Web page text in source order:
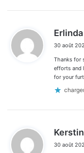
Erlinda
t
:
30 août
Thanks for
efforts and
for your
Kerstin
30 août